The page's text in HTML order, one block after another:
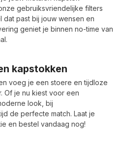
gebruiksvriendelijke filters
past bij jouw wensen en
geniet je binnen no-time van
kapstokken
voeg je een stoere en tijdloze
Of je nu kiest voor een
look, bij
de perfecte match. Laat je
en bestel vandaag nog!